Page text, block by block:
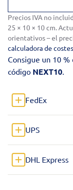
Precios IVA no
25 × 10 × 10 cm.
orientativos – el
calculadora de
Consigue un 10
código NEXT10
FedEx
UPS
DHL Express